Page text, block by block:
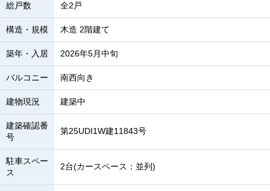
総戸数 全2戸
構造・規模 木造 2階建て
築年・入居 2026年5月中旬
バルコニー 南西向き
建物現況 建築中
建築確認番
号
第25UDI1W建11843号
駐車スペー
ス
2台(カースペース：並列)